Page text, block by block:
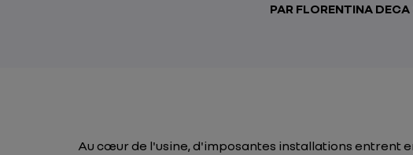
PAR FLORENTINA
Au cœur de l'usine, d'imposantes installations entrent